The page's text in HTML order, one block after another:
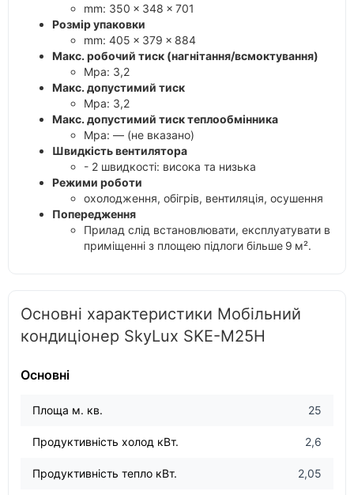
mm: 350 × 348 × 701
Розмір упаковки
mm: 405 × 379 × 884
Макс. робочий тиск (нагнітання/всмоктування)
Mpa: 3,2
Макс. допустимий тиск
Mpa: 3,2
Макс. допустимий тиск теплообмінника
Mpa: — (не вказано)
Швидкість вентилятора
- 2 швидкості: висока та низька
Режими роботи
охолодження, обігрів, вентиляція, осушення
Попередження
Прилад слід встановлювати, експлуатувати в
приміщенні з площею підлоги більше 9 м².
Основні характеристики Мобільний
кондиціонер SkyLux SKE-M25H
Основні
Площа м. кв. 25
Продуктивність холод кВт. 2,6
Продуктивність тепло кВт. 2,05